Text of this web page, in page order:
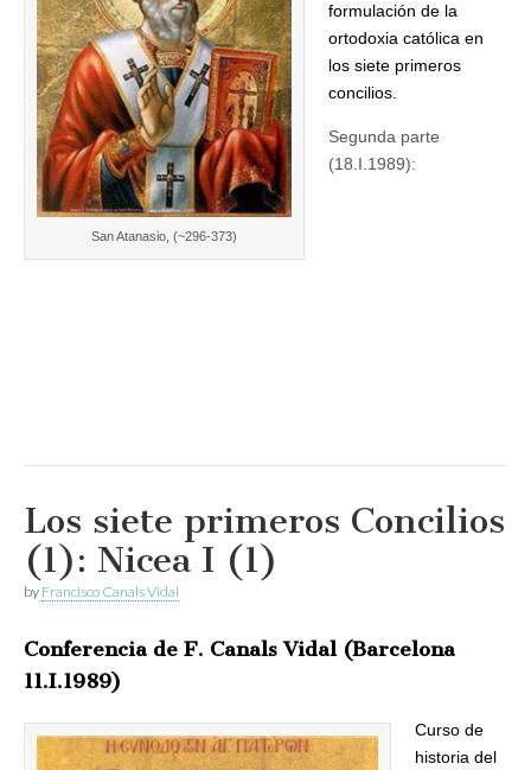
San Atanasio, (~296-373)
formulación de la
ortodoxia católica en
los siete primeros
concilios.
Segunda parte
(18.I.1989):
Los siete primeros Concilios
(1): Nicea I (1)
by Francisco Canals Vidal
Conferencia de F. Canals Vidal (Barcelona
11.I.1989)
Curso de
historia del